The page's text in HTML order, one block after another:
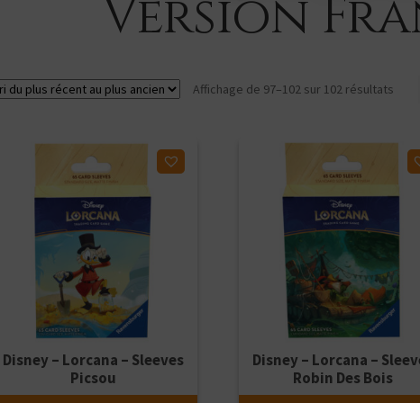
Version
Affichage de 97–102 sur 102 résultatsTrié
Disney – Lorcana – Sleeves
Picsou
Ajouter à ma liste d'envies
Disney – Lorcana –
Robin Des Bois
Ajouter à ma liste d'envies